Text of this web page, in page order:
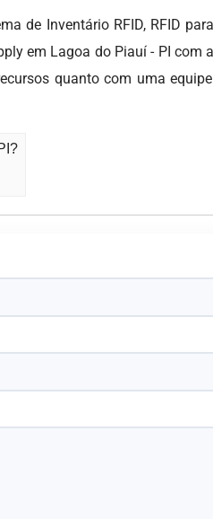
de Inventário RFID, RFID
em Lagoa do Piauí - PI com
quanto com uma